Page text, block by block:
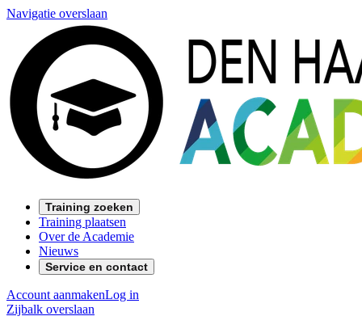
Navigatie overslaan
Training zoeken
Training plaatsen
Over de Academie
Nieuws
Service en contact
Account aanmakenLog in
Zijbalk overslaan